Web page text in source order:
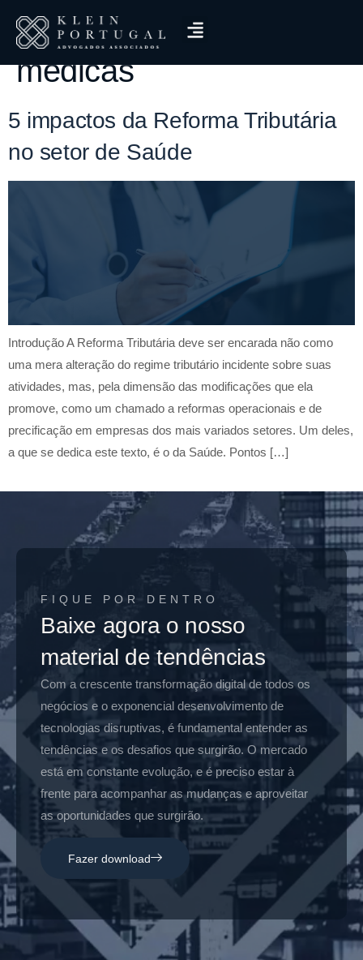
Tag:tributação clínicas
médicas
5 impactos da Reforma Tributária
no setor de Saúde
Introdução A Reforma Tributária deve ser encarada não como
uma mera alteração do regime tributário incidente sobre suas
atividades, mas, pela dimensão das modificações que ela
promove, como um chamado a reformas operacionais e de
precificação em empresas dos mais variados setores. Um deles,
a que se dedica este texto, é o da Saúde. Pontos […]
FIQUE POR DENTRO
Baixe agora o nosso
material de tendências
Com a crescente transformação digital de todos os
negócios e o exponencial desenvolvimento de
tecnologias disruptivas, é fundamental entender as
tendências e os desafios que surgirão. O mercado
está em constante evolução, e é preciso estar à
frente para acompanhar as mudanças e aproveitar
as oportunidades que surgirão.
Fazer download